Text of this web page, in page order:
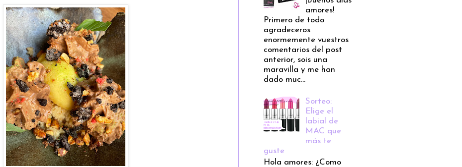
amores!
Primero de todo
agradeceros
enormemente vuestros
comentarios del post
anterior, sois una
maravilla y me han
dado muc...
Sorteo:
Elige el
labial de
MAC que
más te
guste
Hola amores: ¿Como